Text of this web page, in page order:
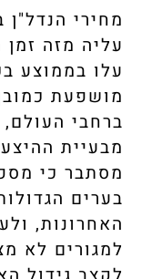
מחירי
עליה מזה
מושפעת
ברחבי העולם,
מבעיית
מסתבר כי
בערים
האחרונות,
למגורים לא